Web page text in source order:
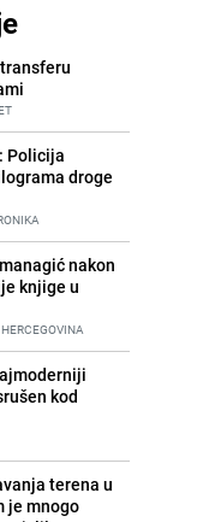
zaprimila
pojede prije
ritual
MUP RS
i
iz Bosanskog
u kući? Bez
da ih se
stadiona
Dine
Policija
droge
nakon
knjige u
kod
terena u
je mnogo